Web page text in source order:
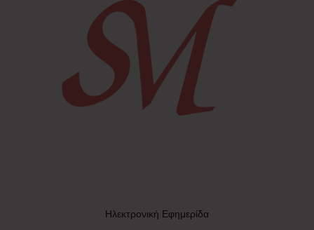
Ηλεκτρονική Εφημερίδα